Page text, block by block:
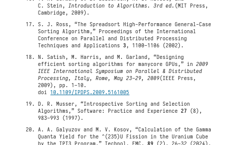
C. Stein,Introduction to Algorithms. 3rd ed. (MIT Press,
Cambridge, 2009).
S. J. Ross, “The Spreadsort High-Performance General-Case
Sorting Algorithm,” Proceedings of the International
Conference on Parallel and Distributed Processing
Techniques and Applications3 , 1100–1106 (2002).
N. Satish, M. Harris, and M. Garland, “Designing
efficient sorting algorithms for manycore GPUs,” in2009
IEEE International Symposium on Parallel & Distributed
Processing, Italy, Rome, May 23–29, 2009(IEEE Press,
2009), pp. 1–10.
doi10.1109/IPDPS.2009.5161005
D. R. Musser, “Introspective Sorting and Selection
Algorithms,” Software: Practice and Experience27 (8),
983–993 (1997).
A. A. Galyuzov and M. V. Kosov, “Calculation of the Gamma
Quanta Yield for the ^(235)U Fission in the Uranium Cube